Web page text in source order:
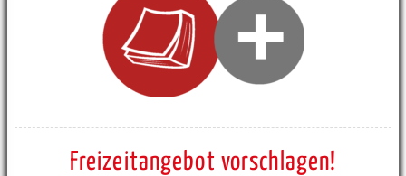
Freizeitangebot vorschlagen!